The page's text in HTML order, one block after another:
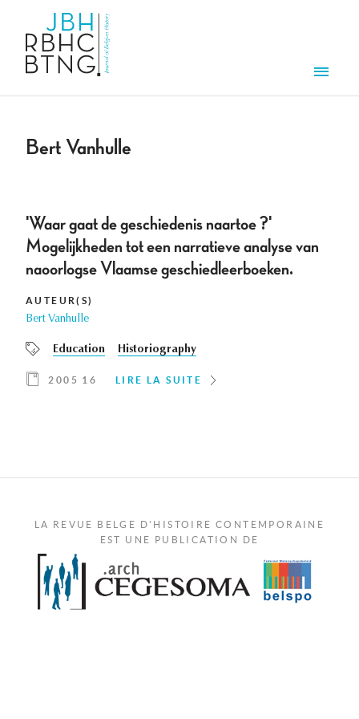
Bert Vanhulle
'Waar gaat de geschiedenis naartoe ?'
Mogelijkheden tot een narratieve analyse van
naoorlogse Vlaamse geschiedleerboeken.
AUTEUR(S)
Bert Vanhulle
Education Historiography
2005 16 LIRE LA SUITE
LA REVUE BELGE D'HISTOIRE CONTEMPORAINE
EST UNE PUBLICATION DE